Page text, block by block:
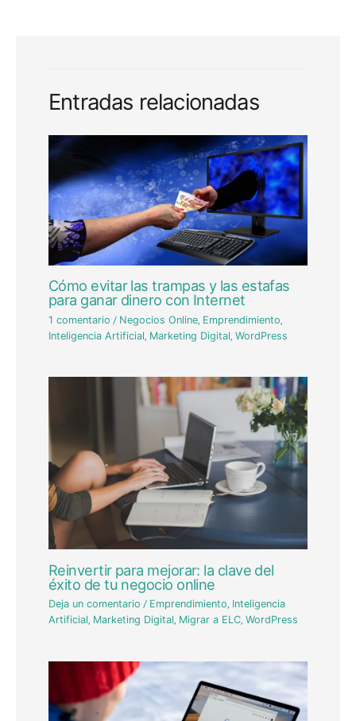
Entradas relacionadas
Cómo evitar las trampas y las estafas
para ganar dinero con Internet
1 comentario / Negocios Online Emprendimiento
Inteligencia Artificial Marketing Digital ,WordPress
Reinvertir para mejorar: la clave del
éxito de tu negocio online
Deja un comentario / Emprendimiento, Inteligencia
Artificial, Marketing Digital, Migrar a ELC,WordPress